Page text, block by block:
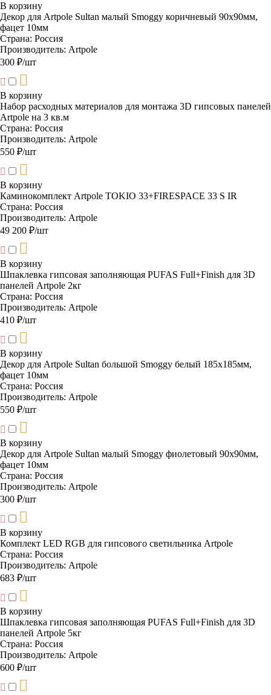
В корзину
Декор для Artpole Sultan малый Smoggy коричневый 90х90мм,
фацет 10мм
Страна: Россия
Производитель: Artpole
300 ₽/шт
В корзину
Набор расходных материалов для монтажа 3D гипсовых панелей
Artpole на 3 кв.м
Страна: Россия
Производитель: Artpole
550 ₽/шт
В корзину
Каминокомплект Artpole TOKIO 33+FIRESPACE 33 S IR
Страна: Россия
Производитель: Artpole
49 200 ₽/шт
В корзину
Шпаклевка гипсовая заполняющая PUFAS Full+Finish для 3D
панелей Artpole 2кг
Страна: Россия
Производитель: Artpole
410 ₽/шт
В корзину
Декор для Artpole Sultan большой Smoggy белый 185х185мм,
фацет 10мм
Страна: Россия
Производитель: Artpole
550 ₽/шт
В корзину
Декор для Artpole Sultan малый Smoggy фиолетовый 90х90мм,
фацет 10мм
Страна: Россия
Производитель: Artpole
300 ₽/шт
В корзину
Комплект LED RGB для гипсового светильника Artpole
Страна: Россия
Производитель: Artpole
683 ₽/шт
В корзину
Шпаклевка гипсовая заполняющая PUFAS Full+Finish для 3D
панелей Artpole 5кг
Страна: Россия
Производитель: Artpole
600 ₽/шт